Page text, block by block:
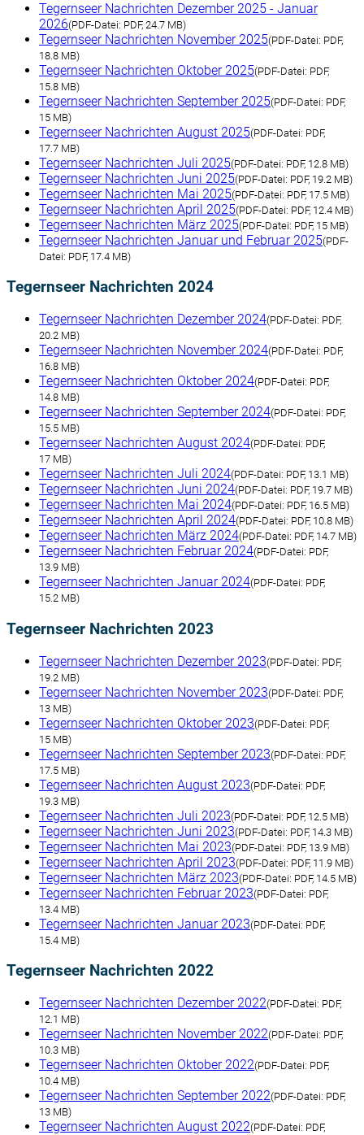
Tegernseer Nachrichten Dezember 2025 - Januar
2026(PDF-Datei: PDF, 24.7 MB)
Tegernseer Nachrichten November 2025(PDF-Datei: PDF,
18.8 MB)
Tegernseer Nachrichten Oktober 2025(PDF-Datei: PDF,
15.8 MB)
Tegernseer Nachrichten September 2025(PDF-Datei: PDF,
15 MB)
Tegernseer Nachrichten August 2025(PDF-Datei: PDF,
17.7 MB)
Tegernseer Nachrichten Juli 2025(PDF-Datei: PDF, 12.8 MB)
Tegernseer Nachrichten Juni 2025(PDF-Datei: PDF, 19.2 MB)
Tegernseer Nachrichten Mai 2025(PDF-Datei: PDF, 17.5 MB)
Tegernseer Nachrichten April 2025(PDF-Datei: PDF, 12.4 MB)
Tegernseer Nachrichten März 2025(PDF-Datei: PDF, 15 MB)
Tegernseer Nachrichten Januar und Februar 2025(PDF-
Datei: PDF, 17.4 MB)
Tegernseer Nachrichten 2024
Tegernseer Nachrichten Dezember 2024(PDF-Datei: PDF,
20.2 MB)
Tegernseer Nachrichten November 2024(PDF-Datei: PDF,
16.8 MB)
Tegernseer Nachrichten Oktober 2024(PDF-Datei: PDF,
14.8 MB)
Tegernseer Nachrichten September 2024(PDF-Datei: PDF,
15.5 MB)
Tegernseer Nachrichten August 2024(PDF-Datei: PDF,
17 MB)
Tegernseer Nachrichten Juli 2024(PDF-Datei: PDF, 13.1 MB)
Tegernseer Nachrichten Juni 2024(PDF-Datei: PDF, 19.7 MB)
Tegernseer Nachrichten Mai 2024(PDF-Datei: PDF, 16.5 MB)
Tegernseer Nachrichten April 2024(PDF-Datei: PDF, 10.8 MB)
Tegernseer Nachrichten März 2024(PDF-Datei: PDF, 14.7 MB)
Tegernseer Nachrichten Februar 2024(PDF-Datei: PDF,
13.9 MB)
Tegernseer Nachrichten Januar 2024(PDF-Datei: PDF,
15.2 MB)
Tegernseer Nachrichten 2023
Tegernseer Nachrichten Dezember 2023(PDF-Datei: PDF,
19.2 MB)
Tegernseer Nachrichten November 2023(PDF-Datei: PDF,
13 MB)
Tegernseer Nachrichten Oktober 2023(PDF-Datei: PDF,
15 MB)
Tegernseer Nachrichten September 2023(PDF-Datei: PDF,
17.5 MB)
Tegernseer Nachrichten August 2023(PDF-Datei: PDF,
19.3 MB)
Tegernseer Nachrichten Juli 2023(PDF-Datei: PDF, 12.5 MB)
Tegernseer Nachrichten Juni 2023(PDF-Datei: PDF, 14.3 MB)
Tegernseer Nachrichten Mai 2023(PDF-Datei: PDF, 13.9 MB)
Tegernseer Nachrichten April 2023(PDF-Datei: PDF, 11.9 MB)
Tegernseer Nachrichten März 2023(PDF-Datei: PDF, 14.5 MB)
Tegernseer Nachrichten Februar 2023(PDF-Datei: PDF,
13.4 MB)
Tegernseer Nachrichten Januar 2023(PDF-Datei: PDF,
15.4 MB)
Tegernseer Nachrichten 2022
Tegernseer Nachrichten Dezember 2022(PDF-Datei: PDF,
12.1 MB)
Tegernseer Nachrichten November 2022(PDF-Datei: PDF,
10.3 MB)
Tegernseer Nachrichten Oktober 2022(PDF-Datei: PDF,
10.4 MB)
Tegernseer Nachrichten September 2022(PDF-Datei: PDF,
13 MB)
Tegernseer Nachrichten August 2022(PDF-Datei: PDF,